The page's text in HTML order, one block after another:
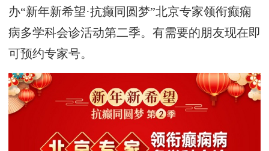
办“新年新希望·抗癫同圆梦”北京专家领衔癫痫
病多学科会诊活动第二季。有需要的朋友现在即
可预约专家号。